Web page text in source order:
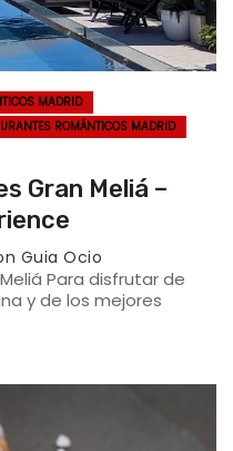
MADRID
ROMÁNTICOS MADRID
Gran Meliá –
Guia Ocio
Para disfrutar de
y de los mejores